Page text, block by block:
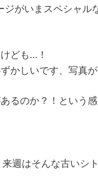
がいまスペシャ
ども…！
しいです、写真が
のか？！という感
週はそんな古いシ